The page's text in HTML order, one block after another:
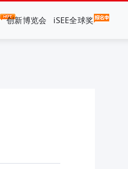
创新博览会 iSEE全球奖